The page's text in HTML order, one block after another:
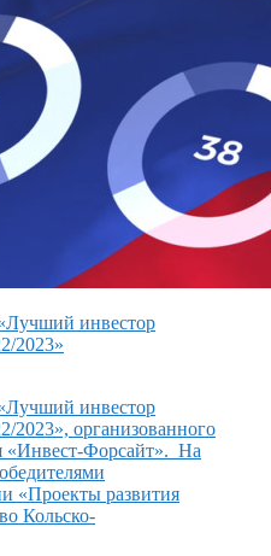
инвестор
2023»
инвестор
2023», организованного
«Инвест-Форсайт». На
«Проекты развития
Кольско-